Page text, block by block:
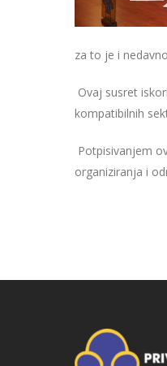
za to je i
Ovaj susret
kompatibilnih
Potpisivanjem
organiziranja i